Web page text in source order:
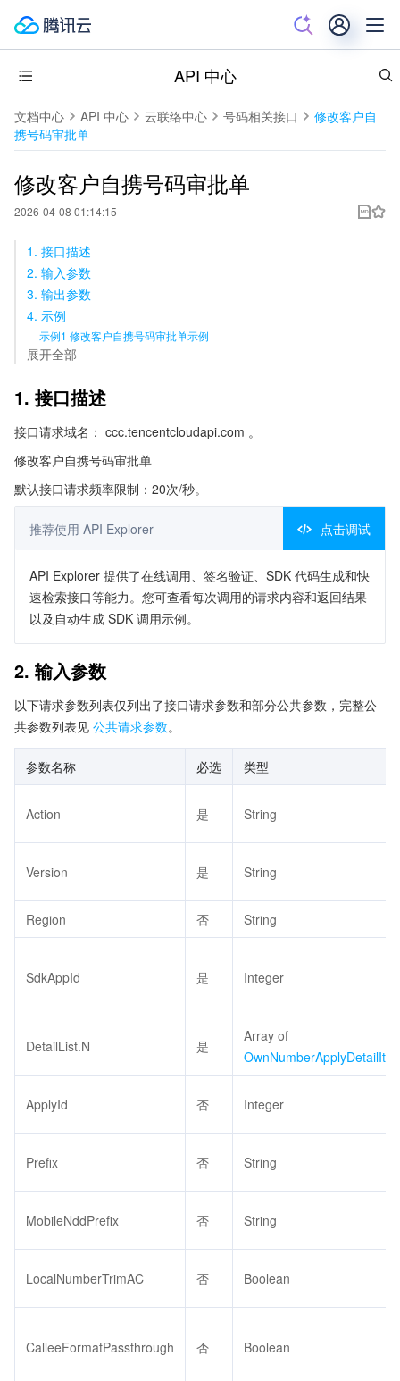
API 中心
文档中心 API 中心 云联络中心 号码相关接口
修改客户自
携号码审批单
修改客户自携号码审批单
2026-04-08 01:14:15
1. 接口描述
2. 输入参数
3. 输出参数
4. 示例
示例1 修改客户自携号码审批单示例
展开全部
1. 接口描述
接口请求域名： ccc.tencentcloudapi.com 。
修改客户自携号码审批单
默认接口请求频率限制：20次/秒。
推荐使用 API Explorer 点击调试
API Explorer 提供了在线调用、签名验证、SDK 代码生成和快
速检索接口等能力。您可查看每次调用的请求内容和返回结果
以及自动生成 SDK 调用示例。
2. 输入参数
以下请求参数列表仅列出了接口请求参数和部分公共参数，完整公
共参数列表见 公共请求参数。
参数名称 必选 类型
Action 是 String
Version 是 String
Region 否 String
SdkAppId 是 Integer
DetailList.N 是
Array of
ApplyId 否 Integer
Prefix 否 String
MobileNddPrefix 否 String
LocalNumberTrimAC 否 Boolean
CalleeFormatPassthrough 否 Boolean